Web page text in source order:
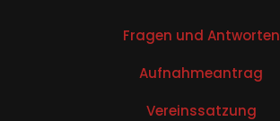
Fragen und Antworten
Aufnahmeantrag
Vereinssatzung